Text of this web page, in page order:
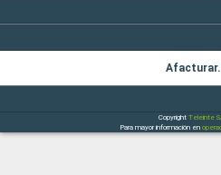
Copyright Teleinte
Para mayor información en